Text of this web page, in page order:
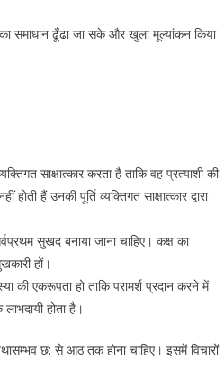
समाधान ढूँढा जा सके और खुला मूल्यांकन किया
साक्षात्कार करता है ताकि वह प्रत्याशी की
हैं उनकी पूर्ति व्यक्तिगत साक्षात्कार द्वारा
सुखद बनाया जाना चाहिए। कक्ष का
हों।
एकरूपता हो ताकि परामर्श प्रदान करने में
होता है।
छ: से आठ तक होना चाहिए। इसमें विचारों